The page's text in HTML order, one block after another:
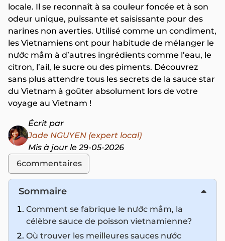
locale. Il se reconnaît à sa couleur foncée et à son
odeur unique, puissante et saisissante pour des
narines non averties. Utilisé comme un condiment,
les Vietnamiens ont pour habitude de mélanger le
nước mắm à d’autres ingrédients comme l’eau, le
citron, l’ail, le sucre ou des piments. Découvrez
sans plus attendre tous les secrets de la sauce star
du Vietnam à goûter absolument lors de votre
voyage au Vietnam !
Écrit par
Jade NGUYEN (expert local)
Mis à jour le 29-05-2026
6commentaires
Sommaire
Comment se fabrique le nước mắm, la
célèbre sauce de poisson vietnamienne?
Où trouver les meilleures sauces nước